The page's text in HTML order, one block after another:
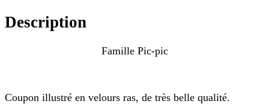
Description
Famille Pic-pic
Coupon illustré en velours ras, de très belle qualité.